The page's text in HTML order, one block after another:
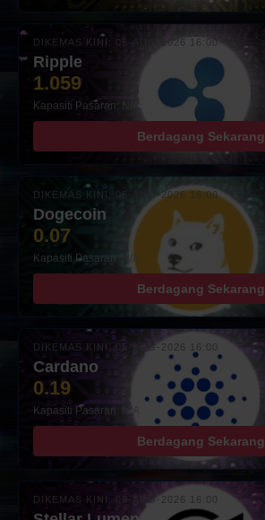
DIKEMAS KINI: 05-AUG-2026 16:00
Ripple
1.059
Kapasiti Pasaran: N/A
Berdagang Sekarang
DIKEMAS KINI: 05-AUG-2026 16:00
Dogecoin
0.07
Kapasiti Pasaran: N/A
Berdagang Sekarang
DIKEMAS KINI: 05-AUG-2026 16:00
Cardano
0.19
Kapasiti Pasaran: N/A
Berdagang Sekarang
DIKEMAS KINI: 05-AUG-2026 16:00